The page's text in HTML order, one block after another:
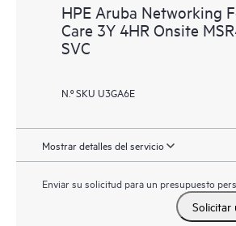
HPE Aruba Networking
Care 3Y 4HR Onsite
SVC
N.º SKU U3GA6E
Mostrar detalles del servicio
Enviar su solicitud para un presupuesto
Solicitar